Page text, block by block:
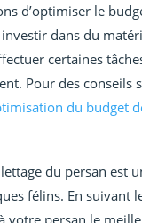
d’optimiser le
dans du
certaines
Pour des
du budget
du persan est
félins. En suivant
persan le